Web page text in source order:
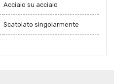
Acciaio su acciaio
Scatolato singolarmente